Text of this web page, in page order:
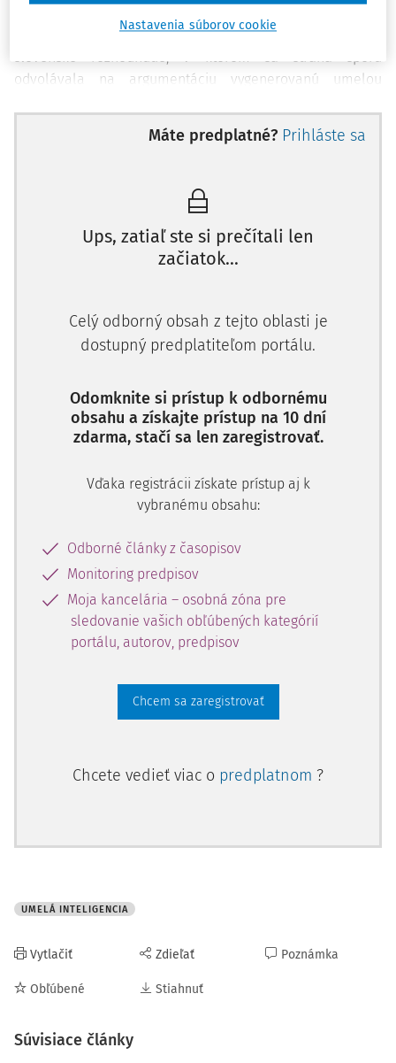
svojom lexforáckom poste,4)objavilo sa azda prvé
slovenské rozhodnutie, v ktorom sa strana sporu
odvolávala na argumentáciu vygenerovanú umelou
"Využitie umelej inteligencie môže byť pri práci v justícii
prínosom, ale nemôže nahradiť mentálnu činnosť sudcu,
sporoch, ktorý komplexne vníma všetky súvislosti a nuansy
konkrétneho prípadu. Aj v tomto spore je zrejmé, že
odpoveď umelej inteligencie na žalobkyňou položenú
Máte predplatné? Prihláste sa
Ups, zatiaľ ste si prečítali len
začiatok...
Celý odborný obsah z tejto oblasti je
dostupný predplatiteľom portálu.
Odomknite si prístup k odbornému
obsahu a získajte prístup na 10 dní
zdarma, stačí sa len zaregistrovať.
Vďaka registrácii získate prístup aj k
vybranému obsahu:
Odborné články z časopisov
Monitoring predpisov
Moja kancelária – osobná zóna pre
sledovanie vašich obľúbených kategórií
portálu, autorov, predpisov
Chcem sa zaregistrovať
Chcete vedieť viac o predplatnom ?
UMELÁ INTELIGENCIA
Vytlačiť
Obľúbené
Zdieľať
Stiahnuť
Poznámka
Súvisiace články
Nastavenia súborov cookie